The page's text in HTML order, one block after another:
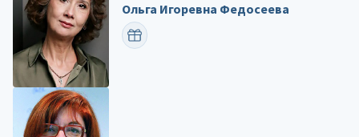
Ольга Игоревна Федосеева
ПОЗДРАВИТЬ